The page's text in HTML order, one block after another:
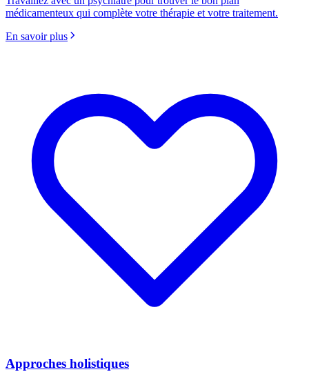
médicamenteux qui complète votre thérapie et votre traitement.
En savoir plus
Approches holistiques